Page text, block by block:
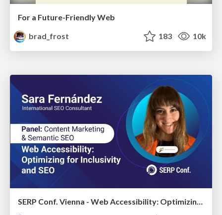
For a Future-Friendly Web
brad_frost
183 10k
SERP Conf. Vienna - Web Accessibility: Optimizing for Inclusivity and SEO